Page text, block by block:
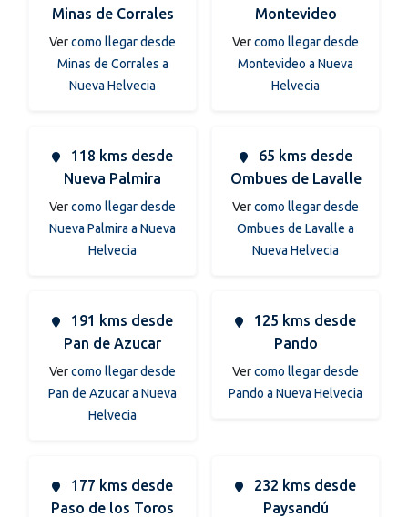
Minas de Corrales
Vercomo llegar desde
Minas de Corrales a
Nueva Helvecia
Montevideo
Vercomo llegar desde
Montevideo a Nueva
Helvecia
118 kms desde
Nueva Palmira
Vercomo llegar desde
Nueva Palmira a Nueva
Helvecia
65 kms desde
Ombues de Lavalle
Vercomo llegar desde
Ombues de Lavalle a
Nueva Helvecia
191 kms desde
Pan de Azucar
Vercomo llegar desde
Pan de Azucar a Nueva
Helvecia
125 kms desde
Pando
Vercomo llegar desde
Pando a Nueva Helvecia
177 kms desde
Paso de los Toros
232 kms desde
Paysandú